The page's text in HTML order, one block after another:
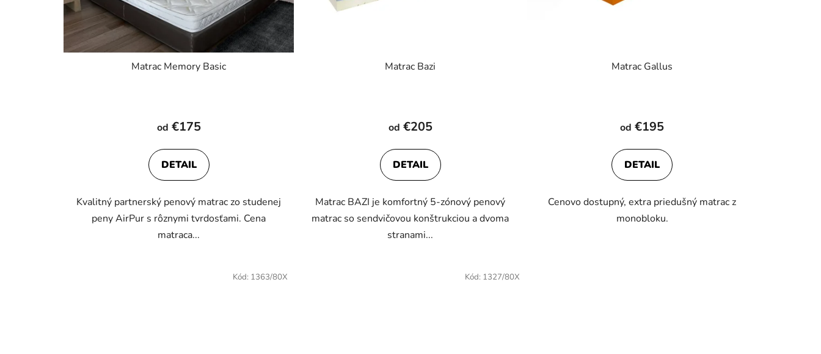
Matrac Memory Basic
hodnotenie
je
4,8
5
hviezdičiek.
od €175
DETAIL
Kvalitný partnerský penový matrac zo studenej
peny AirPur s rôznymi tvrdosťami. Cena
matraca...
Matrac Bazi
od €205
DETAIL
Matrac BAZI je komfortný 5-zónový penový
matrac so sendvičovou konštrukciou a dvoma
stranami...
Matrac Gallus
od €195
DETAIL
Cenovo dostupný, extra priedušný matrac z
monobloku.
Kód: 1363/80X Kód: 1327/80X